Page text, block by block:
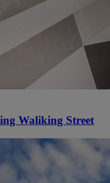
Waliking Street